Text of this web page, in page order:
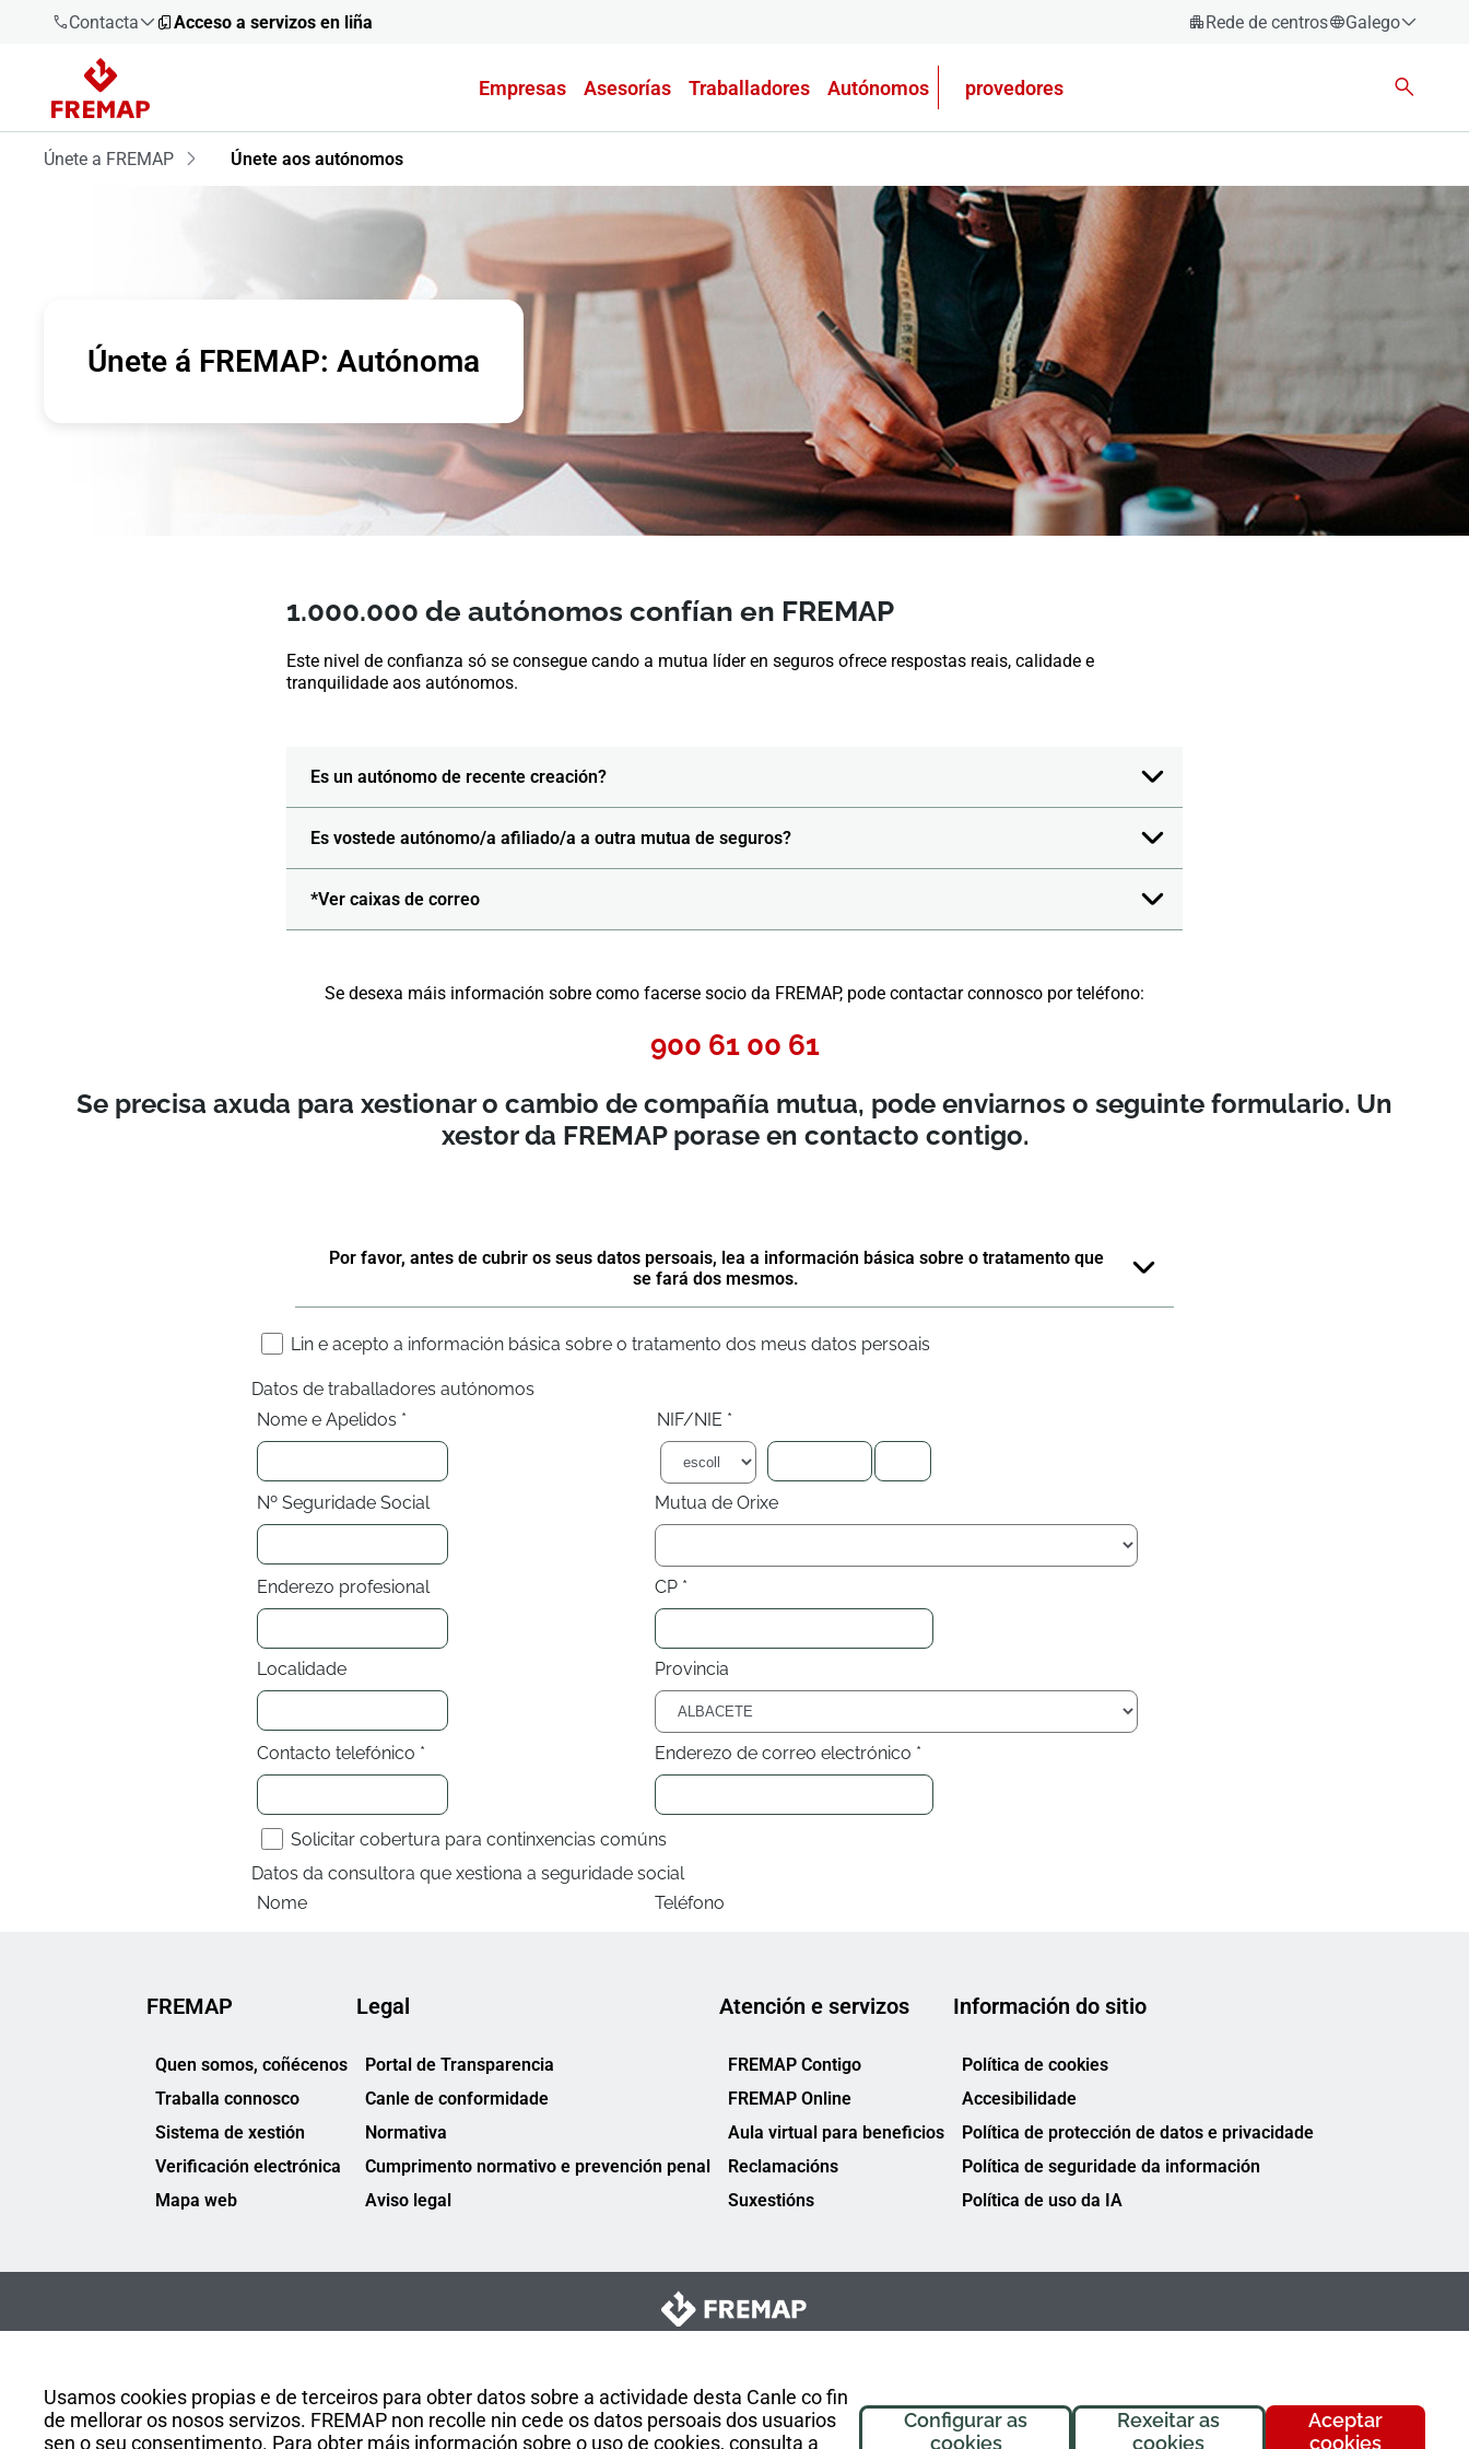
Contacta
900 61 00
61
900 61 00
Acceso a servizos en liña Rede de centros
Galego
Valencià
Empresas Asesorías Traballadores Autónomos provedores
Usamos cookies propias e de terceiros para obter datos sobre a actividade desta Canle co fin
de mellorar os nosos servizos. FREMAP non recolle nin cede os datos persoais dos usuarios
sen o seu consentimento. Para obter máis información sobre o uso de cookies, consulta a
Aceptar
cookies
Rexeitar as
cookies
Configurar as
cookies
Únete a FREMAP Únete aos autónomos
Únete á FREMAP: Autónoma
1.000.000 de autónomos confían en FREMAP
Este nivel de confianza só se consegue cando a mutua líder en seguros ofrece respostas reais, calidade e
tranquilidade aos autónomos.
Es un autónomo de recente creación?
Es vostede autónomo/a afiliado/a a outra mutua de seguros?
*Ver caixas de correo
Se desexa máis información sobre como facerse socio da FREMAP, pode contactar connosco por teléfono:
900 61 00 61
Se precisa axuda para xestionar o cambio de compañía mutua, pode enviarnos o seguinte formulario. Un
xestor da FREMAP porase en contacto contigo.
FREMAP
Quen somos, coñécenos
Traballa connosco
Sistema de xestión
Verificación electrónica
Mapa web
Legal
Portal de Transparencia
Canle de conformidade
Normativa
Cumprimento normativo e prevención penal
Aviso legal
Atención e servizos
FREMAP Contigo
FREMAP Online
Aula virtual para beneficios
Reclamacións
Suxestións
Información do sitio
Política de cookies
Accesibilidade
Política de protección de datos e privacidade
Política de seguridade da información
Política de uso da IA